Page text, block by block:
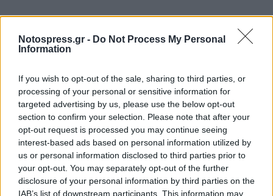
Notospress.gr - Do Not Process My Personal
Information
If you wish to opt-out of the sale, sharing to third parties, or
processing of your personal or sensitive information for
targeted advertising by us, please use the below opt-out
section to confirm your selection. Please note that after your
opt-out request is processed you may continue seeing
interest-based ads based on personal information utilized by
us or personal information disclosed to third parties prior to
your opt-out. You may separately opt-out of the further
disclosure of your personal information by third parties on the
IAB’s list of downstream participants. This information may
Σχετικά Άρθρα